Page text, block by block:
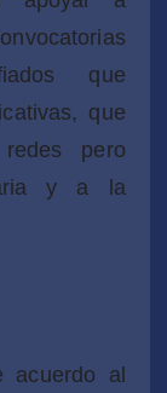
que
que
pero
y a la
acuerdo al